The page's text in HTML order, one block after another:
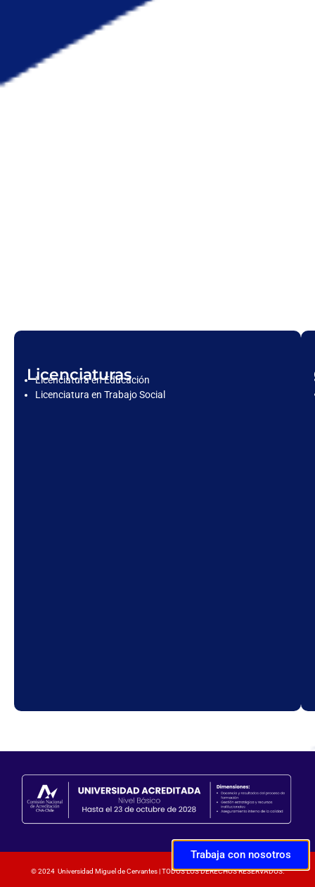
Licenciaturas
Licenciatura en Educación
Licenciatura en Trabajo Social
© 2024 Universidad Miguel de Cervantes | TODOS LOS DERECHOS RESERVADOS.
Trabaja con nosotros